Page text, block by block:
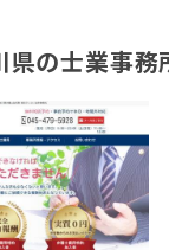
県の士業事